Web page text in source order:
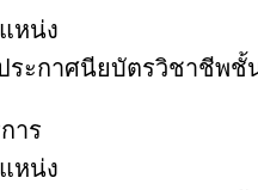
หน่ง
ะกาศนียบัตรวิชาชีพชั้
าร
หน่ง